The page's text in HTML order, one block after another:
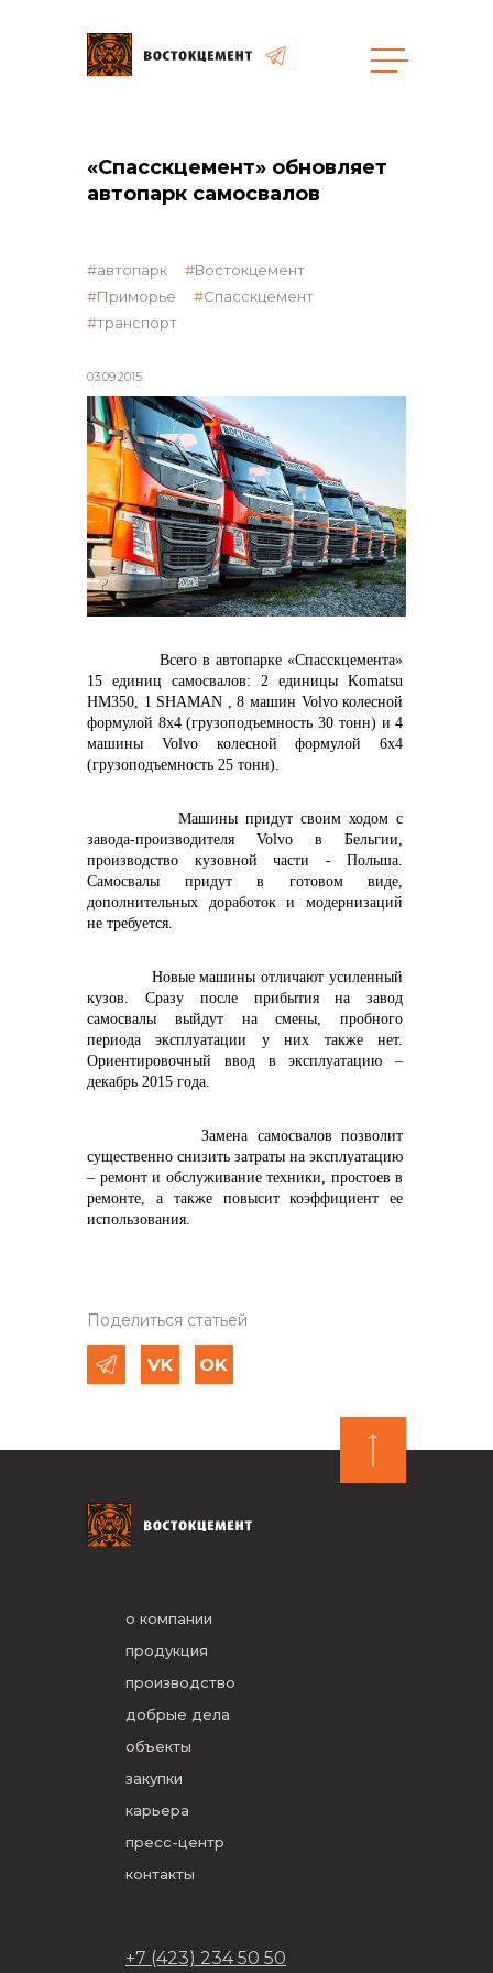
Объекты
объявленные закупки
реализация неликвидов
контакты отдела закупок
Контакты
+7 (423) 234 50 50
info@vostokcement.ru
«Спасскцемент» обновляет
автопарк самосвалов
03.09.2015
автопарк
Востокцемент
Приморье
Спасскцемент
транспорт
Всего в автопарке «Спасскцемента»
15 единиц самосвалов: 2 единицы Komatsu
HM350, 1 SHAMAN , 8 машин Volvoколесной
формулой 8x4 (грузоподъемность 30 тонн) и 4
машины Volvoколесной формулой 6x4
(грузоподъемность 25 тонн).
Машины придут своим ходом с
завода-производителяVolvo в Бельгии,
производство кузовной части - Польша.
Самосвалы придут в готовом виде,
дополнительных доработок и модернизаций
не требуется.
Новые машины отличают усиленный
кузов. Сразу после прибытия на завод
самосвалы выйдут на смены, пробного
периода эксплуатации у них также нет.
Ориентировочный ввод в эксплуатацию –
декабрь 2015 года.
Замена самосвалов позволит
существенно снизить затраты на эксплуатацию
– ремонт и обслуживание техники, простоев в
ремонте, а также повысит коэффициент ее
использования.
Поделиться статьей
о компании
продукция
производство
добрые дела
объекты
закупки
карьера
пресс-центр
контакты
+7 (423) 234 50 50